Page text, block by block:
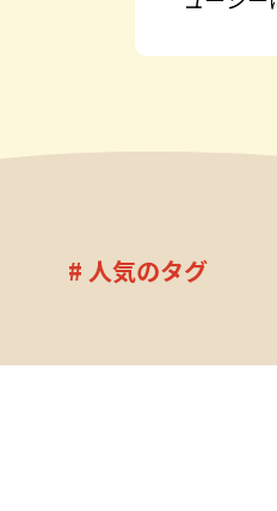
# 人気のタグ